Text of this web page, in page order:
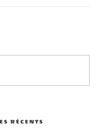
RÉCENTS